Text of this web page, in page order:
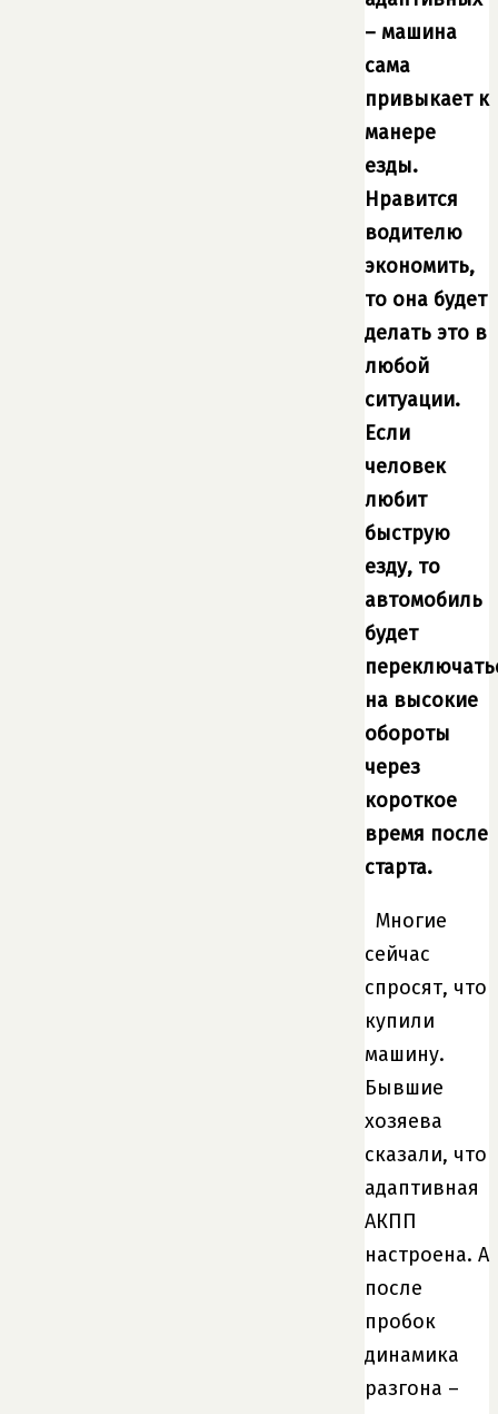
– машина
сама
привыкает к
манере
езды.
Нравится
водителю
экономить,
то она будет
делать это в
любой
ситуации.
Если
человек
любит
быструю
езду, то
автомобиль
будет
на высокие
обороты
через
короткое
время после
старта.
Многие
сейчас
спросят, что
купили
машину.
Бывшие
хозяева
сказали, что
адаптивная
АКПП
настроена. А
после
пробок
динамика
разгона –